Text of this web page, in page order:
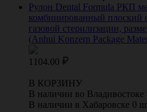
Рулон Dental Formula РКП
комбинированный плоский
газовой стерилизации,
(Anhui Konzern Package
1104.00
В КОРЗИНУ
В наличии во Владивостоке
В наличии в Хабаровске 0